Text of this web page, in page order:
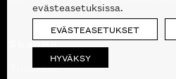
Skanno
Tuotteet
evästeasetuksissa.
EVÄSTEASETUKSET
HYVÄKSY